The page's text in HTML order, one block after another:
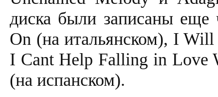
диска были записаны
On (на итальянском), I
I Cant Help Falling in Love
(на испанском).